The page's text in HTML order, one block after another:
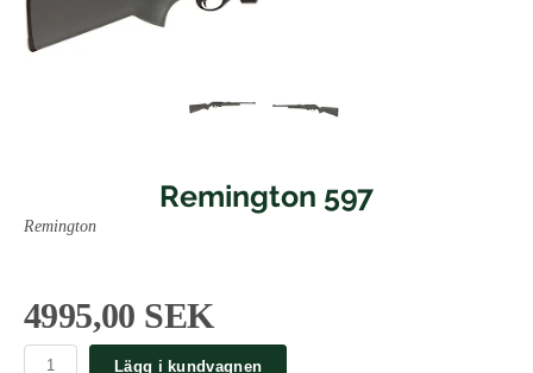
Remington 597
Remington
4995,00 SEK
Lägg i kundvagnen